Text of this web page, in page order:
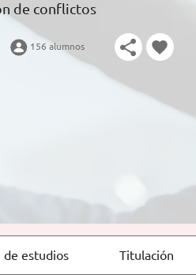
de conflictos
156 alumnos
de estudios Titulación